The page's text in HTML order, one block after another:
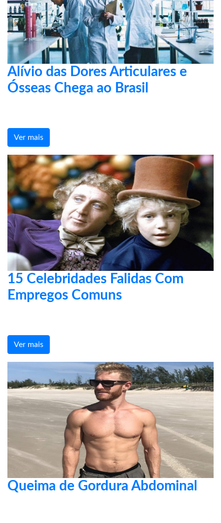
Alívio das Dores Articulares e
Ósseas Chega ao Brasil
Ver mais
15 Celebridades Falidas Com
Empregos Comuns
Ver mais
Queima de Gordura Abdominal